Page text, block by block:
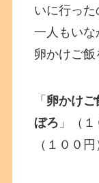
いに行っ
一人もい
卵かけご飯
「 卵かけご
ぼろ 」（
（１００円